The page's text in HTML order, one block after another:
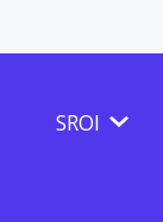
SROI